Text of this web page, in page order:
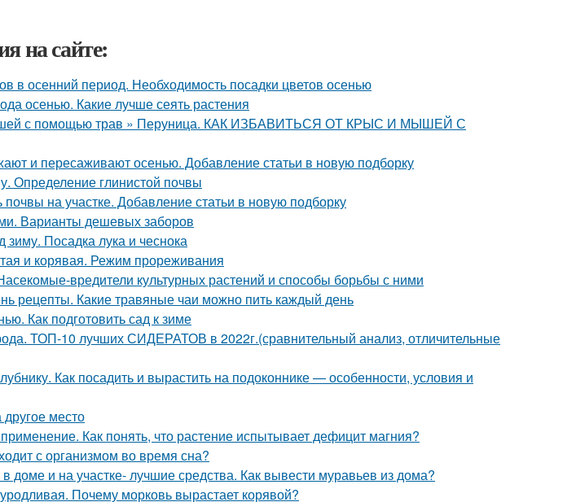
на сайте:
в осенний период. Необходимость посадки цветов осенью
осенью. Какие лучше сеять растения
с помощью трав » Перуница. КАК ИЗБАВИТЬСЯ ОТ КРЫС И МЫШЕЙ С
и пересаживают осенью. Добавление статьи в новую подборку
Определение глинистой почвы
почвы на участке. Добавление статьи в новую подборку
Варианты дешевых заборов
Посадка лука и чеснока
и корявая. Режим прореживания
вредители культурных растений и способы борьбы с ними
рецепты. Какие травяные чаи можно пить каждый день
Как подготовить сад к зиме
ТОП-10 лучших СИДЕРАТОВ в 2022г.(сравнительный анализ, отличительные
Как посадить и вырастить на подоконнике — особенности, условия и
место
Как понять, что растение испытывает дефицит магния?
с организмом во время сна?
доме и на участке- лучшие средства. Как вывести муравьев из дома?
Почему морковь вырастает корявой?